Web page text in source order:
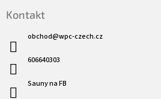
Kontakt
obchod@wpc-czech.cz
606640303
Sauny na FB